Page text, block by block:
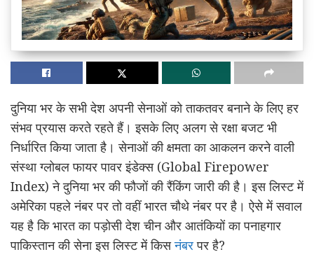
दुनिया भर के सभी देश अपनी सेनाओं को ताकतवर बनाने के लिए हर
संभव प्रयास करते रहते हैं। इसके लिए अलग से रक्षा बजट भी
निर्धारित किया जाता है। सेनाओं की क्षमता का आकलन करने वाली
संस्था ग्लोबल फायर पावर इंडेक्स (Global Firepower
Index) ने दुनिया भर की फौजों की रैंकिंग जारी की है। इस लिस्ट में
अमेरिका पहले नंबर पर तो वहीं भारत चौथे नंबर पर है। ऐसे में सवाल
यह है कि भारत का पड़ोसी देश चीन और आतंकियों का पनाहगार
पाकिस्तान की सेना इस लिस्ट में किसनंबरपर है?